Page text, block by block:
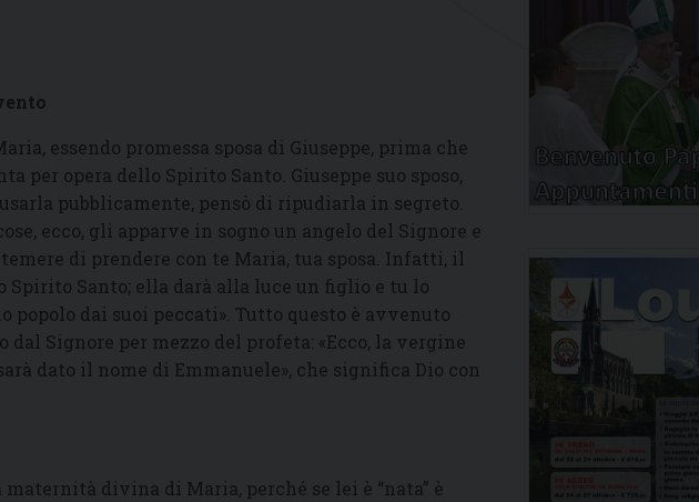
essendo promessa sposa di Giuseppe, prima che
per opera dello Spirito Santo. Giuseppe suo sposo,
pubblicamente, pensò di ripudiarla in segreto.
ecco, gli apparve in sogno un angelo del Signore e
di prendere con te Maria, tua sposa. Infatti, il
Santo; ella darà alla luce un figlio e tu lo
popolo dai suoi peccati». Tutto questo è avvenuto
Signore per mezzo del profeta: «Ecco, la vergine
dato il nome di Emmanuele», che significa Dio con
divina di Maria, perché se lei è “nata” è